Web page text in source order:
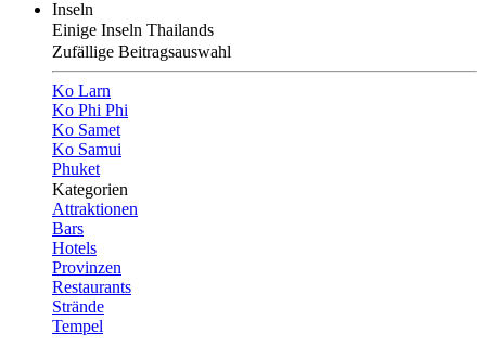
Inseln
Einige Inseln Thailands
Zufällige Beitragsauswahl
Ko Larn
Ko Phi Phi
Ko Samet
Ko Samui
Phuket
Kategorien
Attraktionen
Bars
Hotels
Provinzen
Restaurants
Strände
Tempel